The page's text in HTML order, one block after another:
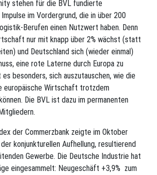
stehen für die BVL fundierte
im Vordergrund, die in über 200
Berufen einen Nutzwert haben. Denn
nur mit knapp über 2% wächst (statt
und Deutschland sich (wieder einmal)
eine rote Laterne durch Europa zu
besonders, sich auszutauschen, wie die
europäische Wirtschaft trotzdem
Die BVL ist dazu im permanenten
der Commerzbank zeigte im Oktober
konjunkturellen Aufhellung, resultierend
Gewerbe. Die Deutsche Industrie hat
eingesammelt: Neugeschäft +3,9% zum